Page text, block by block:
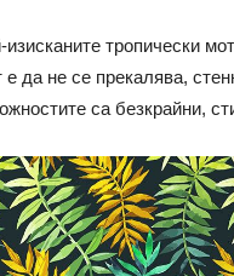
тропически
да не се прекалява,
са безкрайни,